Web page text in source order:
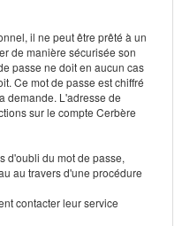
il ne peut être prêté à un
de manière sécurisée son
passe ne doit en aucun cas
Ce mot de passe est chiffré
demande. L'adresse de
sur le compte Cerbère
d'oubli du mot de passe,
au travers d'une procédure
contacter leur service